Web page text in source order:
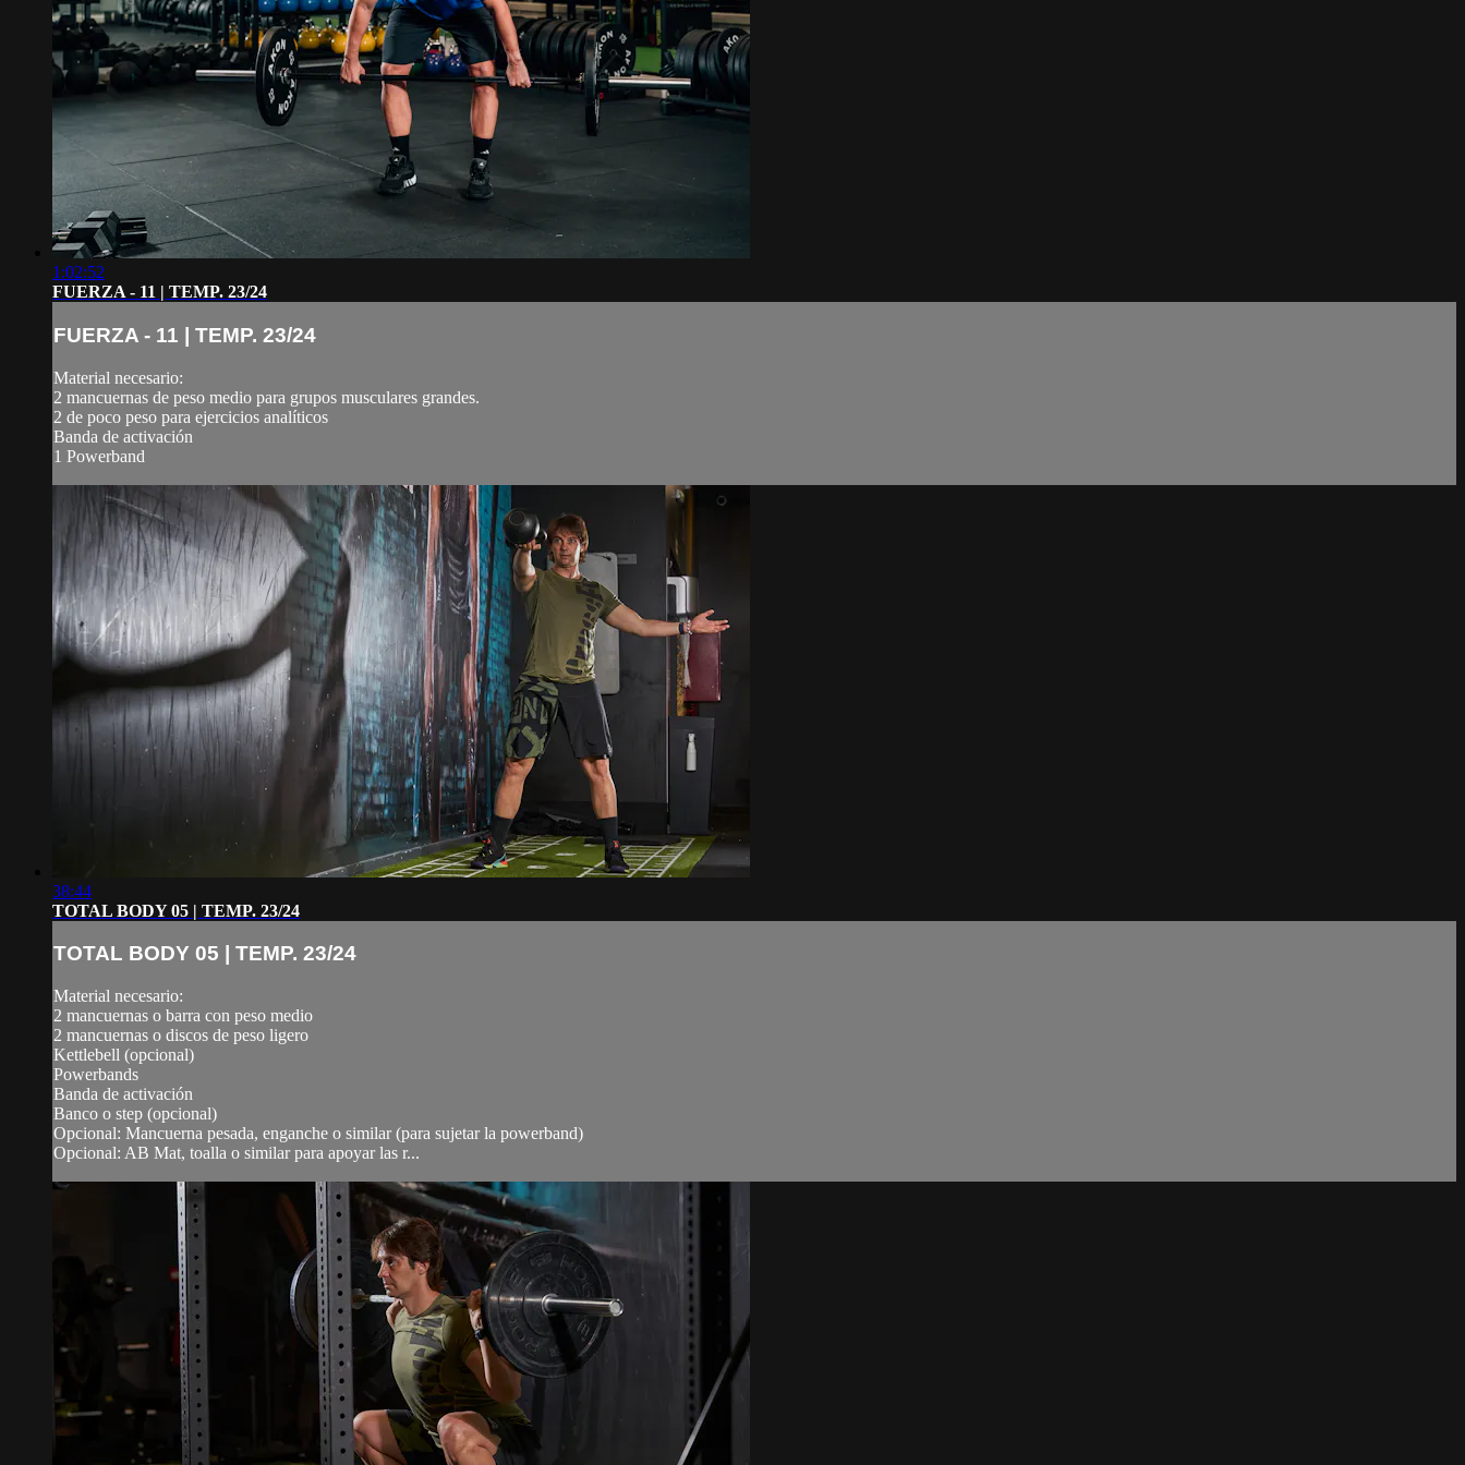
1:02:52
FUERZA - 11 | TEMP. 23/24
FUERZA - 11 | TEMP. 23/24
Material necesario:
2 mancuernas de peso medio para grupos musculares grandes.
2 de poco peso para ejercicios analíticos
Banda de activación
1 Powerband
38:44
TOTAL BODY 05 | TEMP. 23/24
TOTAL BODY 05 | TEMP. 23/24
Material necesario:
2 mancuernas o barra con peso medio
2 mancuernas o discos de peso ligero
Kettlebell (opcional)
Powerbands
Banda de activación
Banco o step (opcional)
Opcional: Mancuerna pesada, enganche o similar (para sujetar la powerband)
Opcional: AB Mat, toalla o similar para apoyar las r...